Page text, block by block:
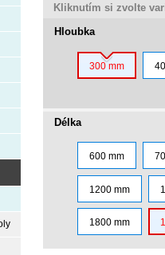
Kliknutím si zvolte
Hloubka
300 mm
Délka
600 mm
1200 mm
1800 mm